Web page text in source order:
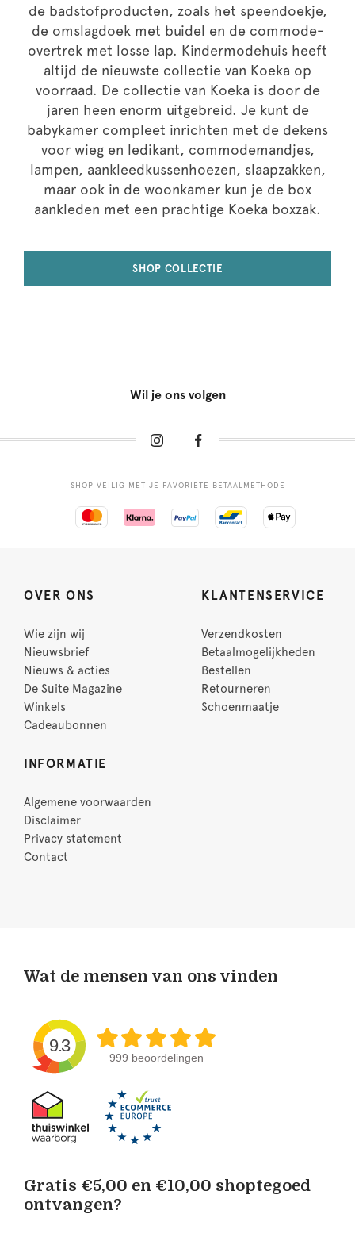
de badstofproducten, zoals het speendoekje,
de omslagdoek met buidel en de commode-
overtrek met losse lap. Kindermodehuis heeft
altijd de nieuwste collectie van Koeka op
voorraad. De collectie van Koeka is door de
jaren heen enorm uitgebreid. Je kunt de
babykamer compleet inrichten met de dekens
voor wieg en ledikant, commodemandjes,
lampen, aankleedkussenhoezen, slaapzakken,
maar ook in de woonkamer kun je de box
aankleden met een prachtige Koeka boxzak.
SHOP COLLECTIE
Wil je ons volgen
SHOP VEILIG MET JE FAVORIETE BETAALMETHODE
OVER ONS
Wie zijn wij
Nieuwsbrief
Nieuws & acties
De Suite Magazine
Winkels
Cadeaubonnen
KLANTENSERVICE
Verzendkosten
Betaalmogelijkheden
Bestellen
Retourneren
Schoenmaatje
INFORMATIE
Algemene voorwaarden
Disclaimer
Privacy statement
Contact
Wat de mensen van ons vinden
9.3
999 beoordelingen
Gratis €5,00 en €10,00 shoptegoed
ontvangen?